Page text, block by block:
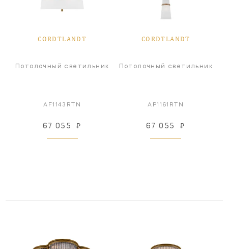
CORDTLANDT
Потолочный светильник
AF1143RTN
67 055 ₽
CORDTLANDT
Потолочный светильник
AP1161RTN
67 055 ₽